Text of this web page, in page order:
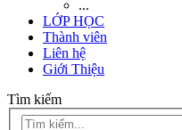
...
LỚP HỌC
Thành viên
Liên hệ
Giới Thiệu
Tìm kiếm